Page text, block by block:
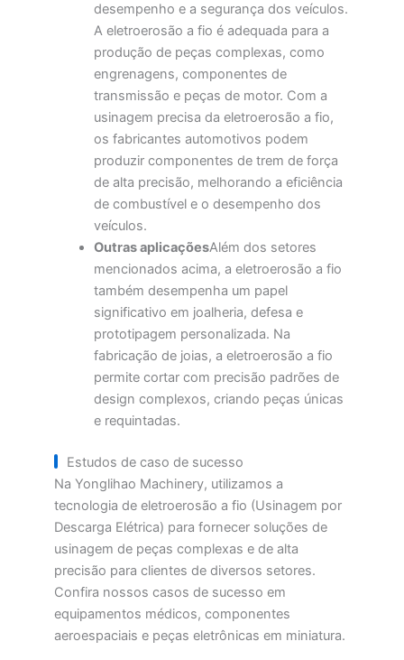
desempenho e a segurança dos veículos.
A eletroerosão a fio é adequada para a
produção de peças complexas, como
engrenagens, componentes de
transmissão e peças de motor. Com a
usinagem precisa da eletroerosão a fio,
os fabricantes automotivos podem
produzir componentes de trem de força
de alta precisão, melhorando a eficiência
de combustível e o desempenho dos
veículos.
Outras aplicaçõesAlém dos setores
mencionados acima, a eletroerosão a fio
também desempenha um papel
significativo em joalheria, defesa e
prototipagem personalizada. Na
fabricação de joias, a eletroerosão a fio
permite cortar com precisão padrões de
design complexos, criando peças únicas
e requintadas.
Estudos de caso de sucesso
Na Yonglihao Machinery, utilizamos a
tecnologia de eletroerosão a fio (Usinagem por
Descarga Elétrica) para fornecer soluções de
usinagem de peças complexas e de alta
precisão para clientes de diversos setores.
Confira nossos casos de sucesso em
equipamentos médicos, componentes
aeroespaciais e peças eletrônicas em miniatura.